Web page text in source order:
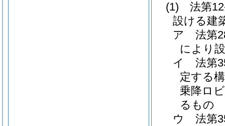
(1)
法第
設ける建
ア
法第
により
イ
法第
定する
乗降ロ
るもの
ウ
法第